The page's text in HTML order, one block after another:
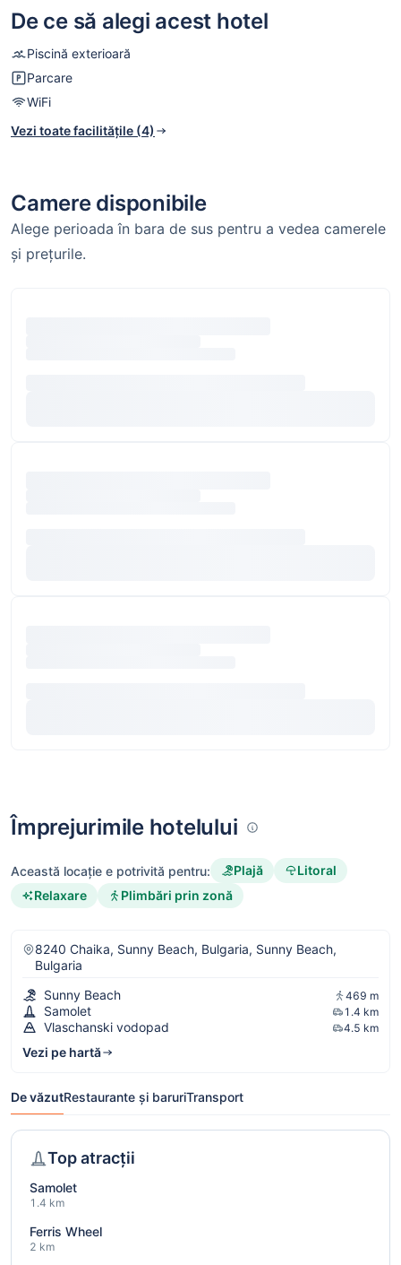
De ce să alegi acest hotel
Piscină exterioară
Parcare
WiFi
Vezi toate facilitățile (4)
Camere disponibile
Alege perioada în bara de sus pentru a vedea camerele
și prețurile.
Împrejurimile hotelului
Această locație e potrivită pentru: Plajă
Litoral
Relaxare
Plimbări prin zonă
8240 Chaika, Sunny Beach, Bulgaria, Sunny Beach,
Bulgaria
Sunny Beach
469 m
Samolet 1.4 km
Vlaschanski vodopad 4.5 km
Vezi pe hartă
De văzutRestaurante și baruriTransport
Top atracții
Samolet
1.4 km
Ferris Wheel
2 km